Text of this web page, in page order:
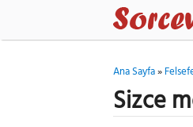
Ana Sayfa»
Sizce